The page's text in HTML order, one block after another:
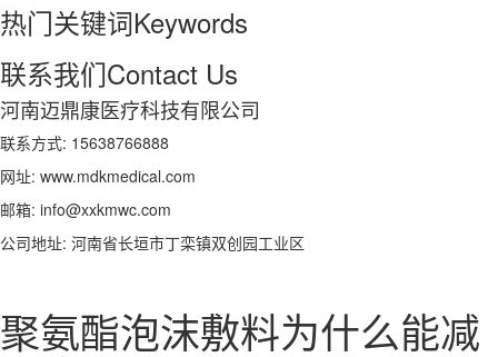
热门关键词Keywords
联系我们Contact Us
河南迈鼎康医疗科技有限公司
联系方式: 15638766888
网址: www.mdkmedical.com
邮箱: info@xxkmwc.com
公司地址: 河南省长垣市丁栾镇双创园工业区
聚氨酯泡沫敷料为什么能减